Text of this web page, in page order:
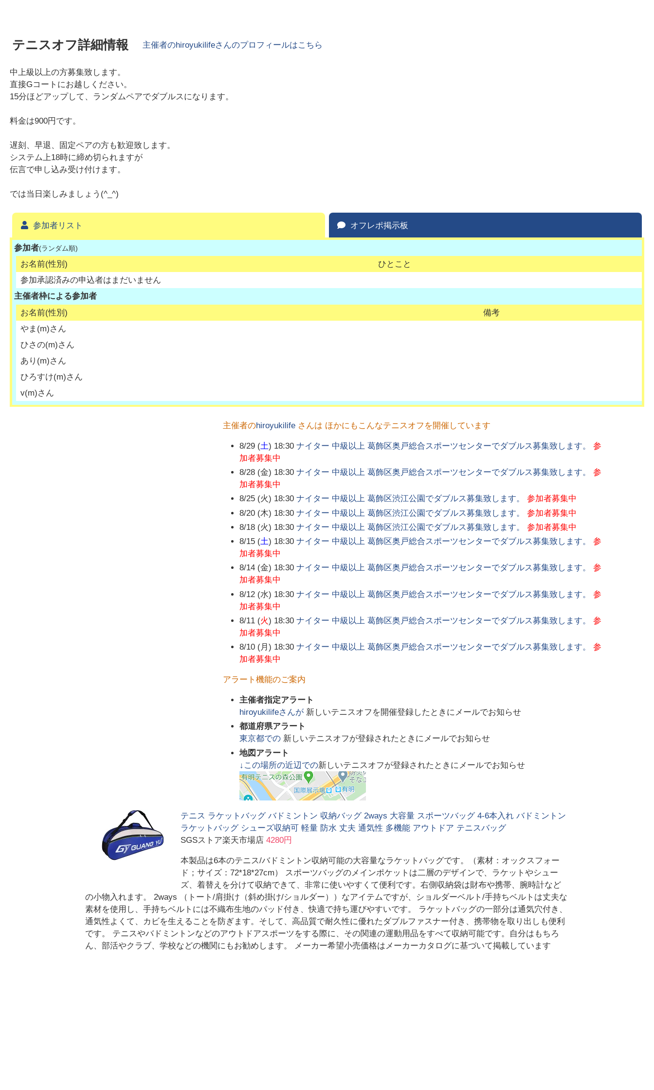
テニスオフ詳細情報 主催者のhiroyukilifeさんのプロフィールはこちら
中上級以上の方募集致します。
直接Gコートにお越しください。
15分ほどアップして、ランダムペアでダブルスになります。
料金は900円です。
遅刻、早退、固定ペアの方も歓迎致します。
システム上18時に締め切られますが
伝言で申し込み受け付けます。
では当日楽しみましょう(^_^)
参加者リスト オフレポ掲示板
参加者(ランダム順)
お名前(性別)
ひとこと
参加承認済みの申込者はまだいません
主催者枠による参加者
お名前(性別)
備考
やま (m)さん
ひさの(m)さん
あり (m)さん
ひろすけ(m)さん
v(m)さん
主催者のhiroyukilife さんは ほかにもこんなテニスオフを開催しています
8/29 (土) 18:30 ナイター 中級以上 葛飾区奥戸総合スポーツセンターでダブルス募集致します。
参
加者募集中
8/28 (金) 18:30 ナイター 中級以上 葛飾区奥戸総合スポーツセンターでダブルス募集致します。
参
加者募集中
8/25 (火) 18:30 ナイター 中級以上 葛飾区渋江公園でダブルス募集致します。
参加者募集中
8/20 (木) 18:30 ナイター 中級以上 葛飾区渋江公園でダブルス募集致します。
参加者募集中
8/18 (火) 18:30 ナイター 中級以上 葛飾区渋江公園でダブルス募集致します。
参加者募集中
8/15 (土) 18:30 ナイター 中級以上 葛飾区奥戸総合スポーツセンターでダブルス募集致します。
参
加者募集中
8/14 (金) 18:30 ナイター 中級以上 葛飾区奥戸総合スポーツセンターでダブルス募集致します。
参
加者募集中
8/12 (水) 18:30 ナイター 中級以上 葛飾区奥戸総合スポーツセンターでダブルス募集致します。
参
加者募集中
8/11 (火) 18:30 ナイター 中級以上 葛飾区奥戸総合スポーツセンターでダブルス募集致します。
参
加者募集中
8/10 (月) 18:30 ナイター 中級以上 葛飾区奥戸総合スポーツセンターでダブルス募集致します。
参
加者募集中
アラート機能のご案内
主催者指定アラート
hiroyukilifeさんが 新しいテニスオフを開催登録したときにメールでお知らせ
都道府県アラート
東京都での 新しいテニスオフが登録されたときにメールでお知らせ
地図アラート
↓この場所の近辺での新しいテニスオフが登録されたときにメールでお知らせ
テニス ラケットバッグ バドミントン 収納バッグ 2ways 大容量 スポーツバッグ 4-6本入れ バドミントン
ラケットバッグ シューズ収納可 軽量 防水 丈夫 通気性 多機能 アウトドア テニスバッグ
SGSストア楽天市場店 4280円
本製品は6本のテニス/バドミントン収納可能の大容量なラケットバッグです。（素材：オックスフォー
ド；サイズ：72*18*27cm） スポーツバッグのメインポケットは二層のデザインで、ラケットやシュー
ズ、着替えを分けて収納できて、非常に使いやすくて便利です。右側収納袋は財布や携帯、腕時計など
の小物入れます。 2ways （トート/肩掛け（斜め掛け/ショルダー））なアイテムですが、ショルダーベルト/手持ちベルトは丈夫な
素材を使用し、手持ちベルトには不織布生地のパッド付き、快適で持ち運びやすいです。 ラケットバッグの一部分は通気穴付き、
通気性よくて、カビを生えることを防ぎます。そして、高品質で耐久性に優れたダブルファスナー付き、携帯物を取り出しも便利
です。 テニスやバドミントンなどのアウトドアスポーツをする際に、その関連の運動用品をすべて収納可能です。自分はもちろ
ん、部活やクラブ、学校などの機関にもお勧めします。 メーカー希望小売価格はメーカーカタログに基づいて掲載しています